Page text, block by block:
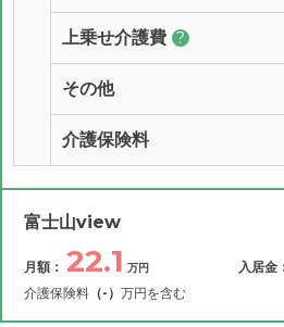
上乗せ介護費 ?
その他
介護保険料
富士山view
月額： 22.1 万円
介護保険料 （-） 万円を含む
入居金